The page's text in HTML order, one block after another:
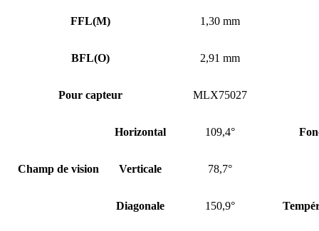
FFL(M) 1,30 mm
BFL(O) 2,91 mm
Pour capteur MLX75027
Champ de vision
Horizontal 109,4°
Verticale 78,7°
Diagonale 150,9°